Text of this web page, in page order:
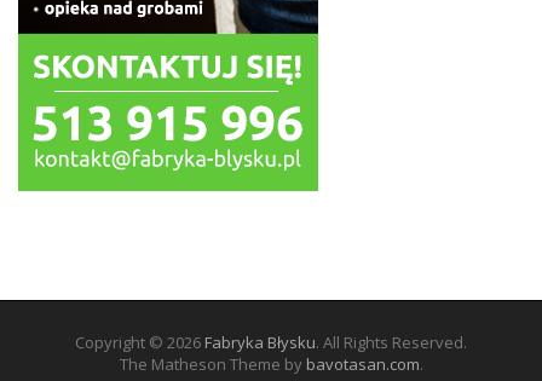
Copyright © 2026 Fabryka Błysku. All Rights Reserved.
The Matheson Theme by bavotasan.com.